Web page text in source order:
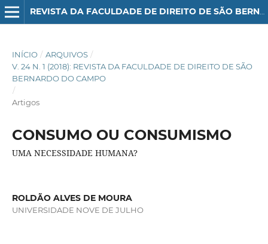
REVISTA DA FACULDADE DE DIREITO DE SÃO BERNARDO DO CAMPO
INÍCIO / ARQUIVOS /
V. 24 N. 1 (2018): REVISTA DA FACULDADE DE DIREITO DE SÃO
BERNARDO DO CAMPO
/
Artigos
CONSUMO OU CONSUMISMO
UMA NECESSIDADE HUMANA?
ROLDÃO ALVES DE MOURA
UNIVERSIDADE NOVE DE JULHO